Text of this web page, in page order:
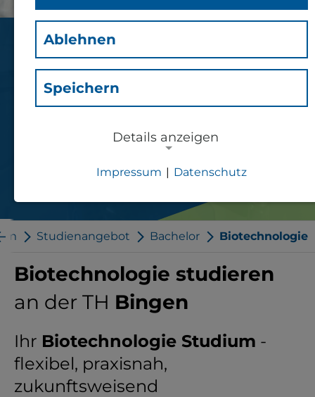
Studium
Biotechnologie
Jetzt bewerben
Studienangebot Bachelor Biotechnologie
Biotechnologie studieren
an der TH Bingen
Ihr Biotechnologie Studium -
flexibel, praxisnah,
zukunftsweisend
Ablehnen
Speichern
Details anzeigen
Notwendige Cookies zur Session-
Verwaltung und für die generelle
notwendig).
EXTERNE MEDIEN
Seitenspezifische Erfassung von
Impressum | Datenschutz